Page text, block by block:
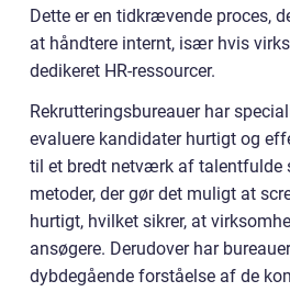
Dette er en tidkrævende proces,
at håndtere internt, især hvis
dedikeret HR-ressourcer.
Rekrutteringsbureauer har
evaluere kandidater hurtigt og
til et bredt netværk af talentfulde
metoder, der gør det muligt at
hurtigt, hvilket sikrer, at
ansøgere. Derudover har
dybdegående forståelse af de